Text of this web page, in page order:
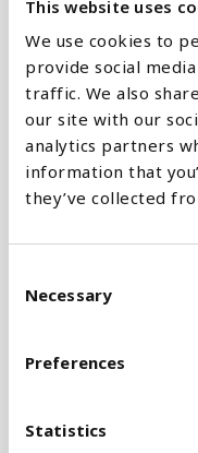
This website uses
We use cookies to
provide social
traffic. We also
our site with our
analytics partners
information that
they’ve collected
Necessary
Preferences
Statistics
Forklaring
Statistikken er en
("Red List Index")fra
grad den lokale
Tab af biodiversitet
udfordring verden